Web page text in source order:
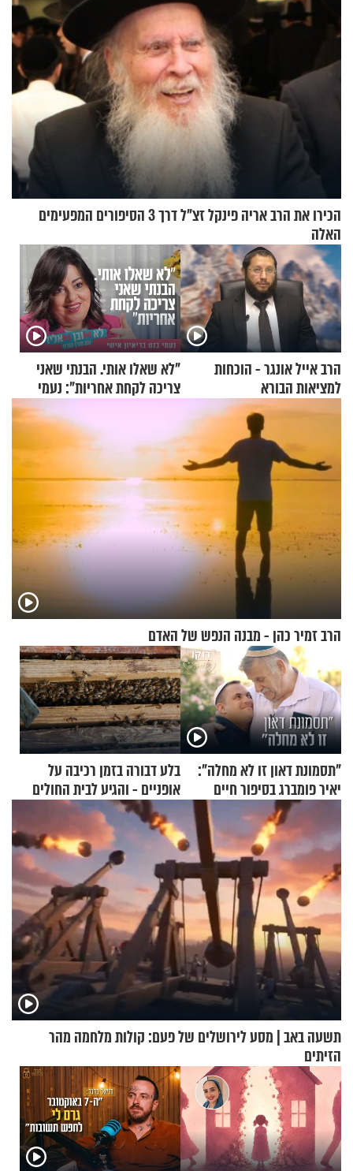
הכירו את הרב אריה פינקל זצ"ל דרך 3 הסיפורים המפעימים
האלה
הרב אייל אונגר - הוכחות
למציאות הבורא
"לא שאלו אותי. הבנתי שאני
צריכה לקחת אחריות": נעמי
הרב זמיר כהן - מבנה הנפש של האדם
"תסמונת דאון זו לא מחלה":
יאיר פומברג בסיפור חיים
מעורר השראה
בלע דבורה בזמן רכיבה על
אופניים - והגיע לבית החולים
במצב מסכן חיים
תשעה באב | מסע לירושלים של פעם: קולות מלחמה מהר
הזיתים